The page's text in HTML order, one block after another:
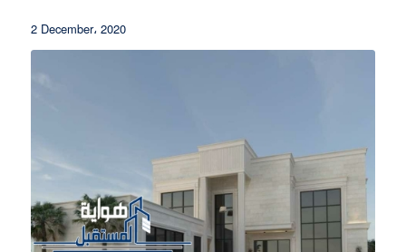
2 December، 2020